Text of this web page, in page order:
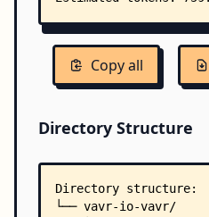
Copy all
Directory Structure
Directory structure:
└── vavr-io-vavr/